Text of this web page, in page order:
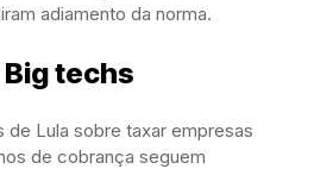
adiamento da norma.
techs
Lula sobre taxar empresas
de cobrança seguem